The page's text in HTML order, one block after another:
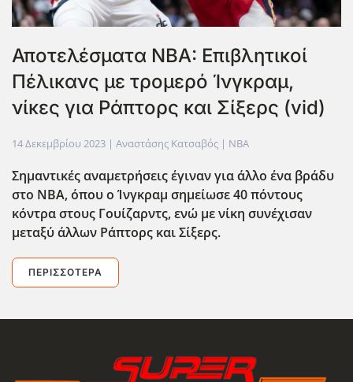
Αποτελέσματα NBA: Επιβλητικοί
Πέλικανς με τρομερό Ίνγκραμ,
νίκες για Ράπτορς και Σίξερς (vid)
14 Δεκεμβρίου 2023 | Αναστάσης Κατσαβός | NBA
Σημαντικές αναμετρήσεις έγιναν για άλλο ένα βράδυ
στο NBA, όπου ο Ίνγκραμ σημείωσε 40 πόντους
κόντρα στους Γουίζαρντς, ενώ με νίκη συνέχισαν
μεταξύ άλλων Ράπτορς και Σίξερς.
ΠΕΡΙΣΣΌΤΕΡΑ